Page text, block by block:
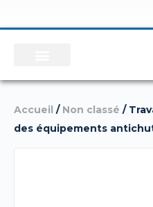
Accueil / Non classé /
des équipements